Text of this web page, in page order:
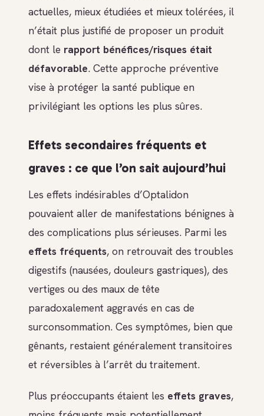
actuelles, mieux étudiées et mieux tolérées, il
n’était plus justifié de proposer un produit
dont le rapport bénéfices/risques était
défavorable. Cette approche préventive
vise à protéger la santé publique en
privilégiant les options les plus sûres.
Effets secondaires fréquents et
graves : ce que l’on sait aujourd’hui
Les effets indésirables d’Optalidon
pouvaient aller de manifestations bénignes à
des complications plus sérieuses. Parmi les
effets fréquents, on retrouvait des troubles
digestifs (nausées, douleurs gastriques), des
vertiges ou des maux de tête
paradoxalement aggravés en cas de
surconsommation. Ces symptômes, bien que
gênants, restaient généralement transitoires
et réversibles à l’arrêt du traitement.
Plus préoccupants étaient les effets graves,